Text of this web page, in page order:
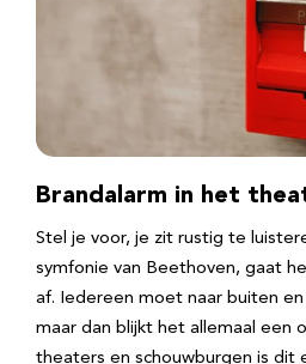
Brandalarm in het
Stel je voor, je zit rustig te
symfonie van Beethoven, gaat
af. Iedereen moet naar buiten
maar dan blijkt het allemaal een
theaters en schouwburgen is dit